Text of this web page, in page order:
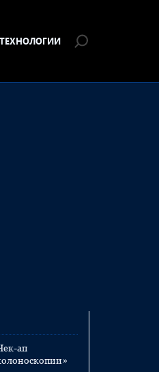
ТЕХНОЛОГИИ
ап